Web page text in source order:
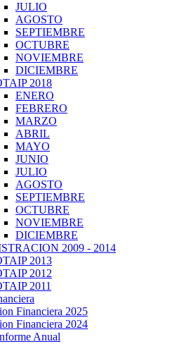
JULIO
AGOSTO
SEPTIEMBRE
OCTUBRE
NOVIEMBRE
DICIEMBRE
2018
ENERO
FEBRERO
MARZO
ABRIL
MAYO
JUNIO
JULIO
AGOSTO
SEPTIEMBRE
OCTUBRE
NOVIEMBRE
DICIEMBRE
2009 - 2014
2013
2012
2011
Financiera 2025
Financiera 2024
Anual